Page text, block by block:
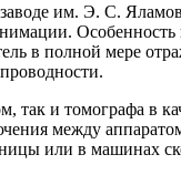
им. Э. С.
в полной мере
и томографа в
между
или в машинах